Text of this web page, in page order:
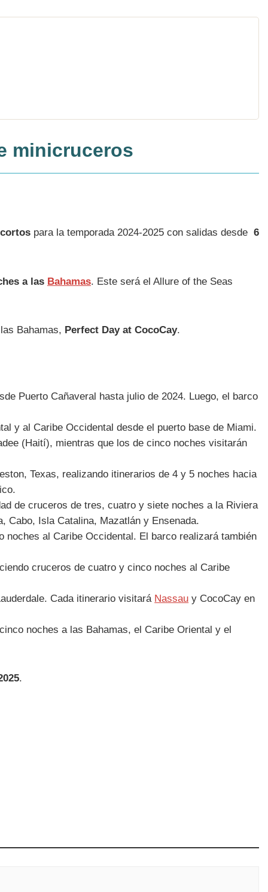
minicruceros
para la temporada 2024-2025 con salidas desde 6
a las Bahamas. Este será el Allure of the Seas
Bahamas, Perfect Day at CocoCay.
Puerto Cañaveral hasta julio de 2024. Luego, el barco
y al Caribe Occidental desde el puerto base de Miami.
(Haití), mientras que los de cinco noches visitarán
Texas, realizando itinerarios de 4 y 5 noches hacia
de cruceros de tres, cuatro y siete noches a la Riviera
Cabo, Isla Catalina, Mazatlán y Ensenada.
al Caribe Occidental. El barco realizará también
cruceros de cuatro y cinco noches al Caribe
Cada itinerario visitará Nassau y CocoCay en
noches a las Bahamas, el Caribe Oriental y el
.